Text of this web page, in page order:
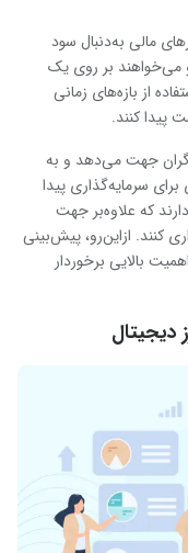
مالی به‌دنبال سود
می‌خواهند بر روی یک
از بازه‌های زمانی
پیدا کنند.
جهت می‌دهد و به
سرمایه‌گذاری پیدا
دارند که علاوه‌بر جهت
کنند. ازاین‌رو، پیش‌بینی
بالایی برخوردار
دیجیتال